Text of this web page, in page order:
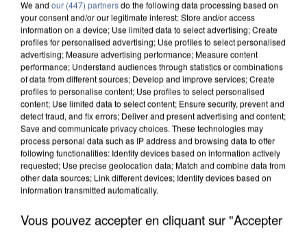
APRÈS TOUTES CES CANICULES, LES REFUGES
DE FAUNE SAUVAGE SONT...
We and our (447) partnersdo the following data processing based on
your consent and/or our legitimate interest: Store and/or access
information on a device; Use limited data to select advertising; Create
profiles for personalised advertising; Use profiles to select personalised
advertising; Measure advertising performance; Measure content
performance; Understand audiences through statistics or combinations
of data from different sources; Develop and improve services; Create
profiles to personalise content; Use profiles to select personalised
content; Use limited data to select content; Ensure security, prevent and
detect fraud, and fix errors; Deliver and present advertising and content;
Save and communicate privacy choices. These technologies may
process personal data such as IP address and browsing data to offer
following functionalities: Identify devices based on information actively
requested; Use precise geolocation data; Match and combine data from
other data sources; Link different devices; Identify devices based on
information transmitted automatically.
Vous pouvez accepter en cliquant sur "Accepter